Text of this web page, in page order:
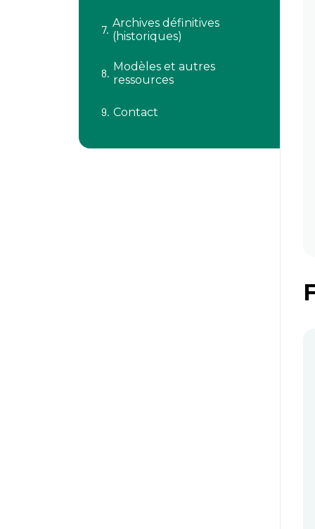
Archives définitives
(historiques)
Modèles et autres
ressources
Contact